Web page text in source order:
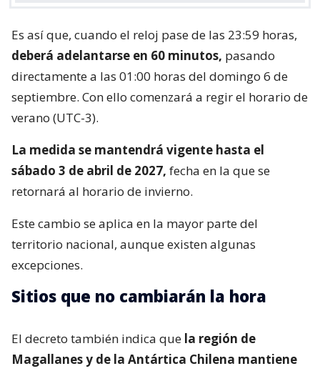
Es así que, cuando el reloj pase de las 23:59 horas,
deberá adelantarse en 60 minutos, pasando
directamente a las 01:00 horas del domingo 6 de
septiembre. Con ello comenzará a regir el horario de
verano (UTC-3).
La medida se mantendrá vigente hasta el
sábado 3 de abril de 2027, fecha en la que se
retornará al horario de invierno.
Este cambio se aplica en la mayor parte del
territorio nacional, aunque existen algunas
excepciones.
Sitios que no cambiarán la hora
El decreto también indica que la región de
Magallanes y de la Antártica Chilena mantiene